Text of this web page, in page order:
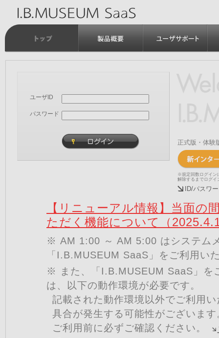
ユーザID
パスワード
正式版・体験
※規定回数ログイン
解除するまでログイ
ID/パスワ
【リニューアル情報】当面の
ただく機能について（
※ AM 1:00 ～ AM 5:00 はシステム
「I.B.MUSEUM SaaS」をご利用い
※ また、「I.B.MUSEUM SaaS」を
は、以下の動作環境が必要です。
記載された動作環境以外でご利用
具合が発生する可能性がございます
ご利用前に必ずご確認ください。